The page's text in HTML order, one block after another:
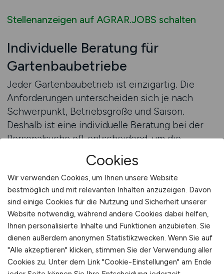
Stellenanzeigen auf AGRAR.JOBS schalten
Individuelle Beratung für
Gartenbaubetriebe
Jeder Gartenbaubetrieb ist einzigartig. Die
Anforderungen unterscheiden sich je nach
Schwerpunkt, Betriebsgröße und Saison.
Deshalb ist eine individuelle Beratung bei der
Personalsuche oft entscheidend, um die
passenden Mitarbeiter zu gewinnen.
AGRAR.JOBS bietet Arbeitgebern die
Möglichkeit, sich professionell begleiten zu
lassen und ihre Anzeigen gezielt zu optimieren.
Dabei geht es nicht nur um die reine
Veröffentlichung, sondern um die inhaltliche
und strategische Gestaltung der Ausschreibung.
Ziel ist es, die Anzeige so zu formulieren, dass
sie die richtigen Bewerber anspricht –
Cookies
Wir verwenden Cookies, um Ihnen unsere Website
bestmöglich und mit relevanten Inhalten anzuzeigen. Davon
sind einige Cookies für die Nutzung und Sicherheit unserer
Website notwendig, während andere Cookies dabei helfen,
Ihnen personalisierte Inhalte und Funktionen anzubieten. Sie
dienen außerdem anonymen Statistikzwecken. Wenn Sie auf
"Alle akzeptieren" klicken, stimmen Sie der Verwendung aller
Cookies zu. Unter dem Link "Cookie-Einstellungen" am Ende